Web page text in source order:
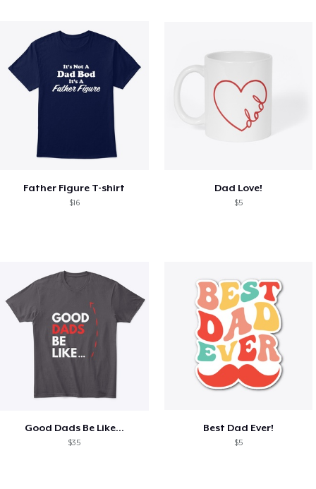
Father Figure T-shirt
$16
Dad Love!
$5
Good Dads Be Like...
$35
Best Dad Ever!
$5